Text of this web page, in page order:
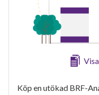
Köp en utökad BRF-